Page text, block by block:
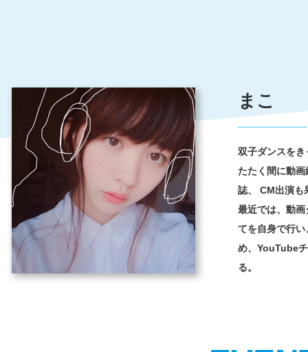
まこ
双子ダンスを
たたく間に動
誌、
CM出演も
最近では、動
てを自身で行
め、YouTube
る。